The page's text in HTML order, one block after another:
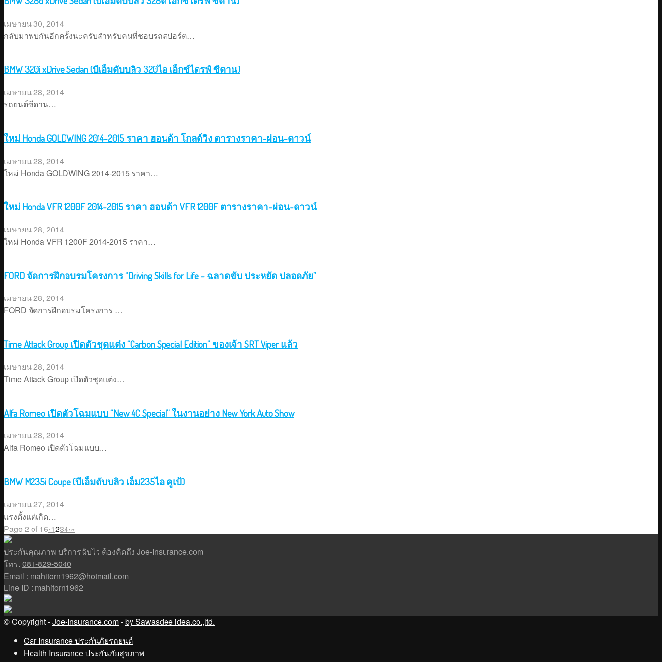
เมษายน 30, 2014
กลับมาพบกันอีกครั้งนะครับสำหรับคนที่ชอบรถสปอร์ต…
BMW 320i xDrive Sedan (บีเอ็มดับบลิว 320ไอ เอ็กซ์ไดรฟ์ ซีดาน)
เมษายน 28, 2014
รถยนต์ซีดาน…
ใหม่ Honda GOLDWING 2014-2015 ราคา ฮอนด้า โกลด์วิง ตารางราคา-ผ่อน-ดาวน์
เมษายน 28, 2014
ใหม่ Honda GOLDWING 2014-2015 ราคา…
ใหม่ Honda VFR 1200F 2014-2015 ราคา ฮอนด้า VFR 1200F ตารางราคา-ผ่อน-ดาวน์
เมษายน 28, 2014
ใหม่ Honda VFR 1200F 2014-2015 ราคา…
FORD จัดการฝึกอบรมโครงการ “Driving Skills for Life – ฉลาดขับ ประหยัด ปลอดภัย”
เมษายน 28, 2014
FORD จัดการฝึกอบรมโครงการ …
Time Attack Group เปิดตัวชุดแต่ง “Carbon Special Edition” ของเจ้า SRT Viper แล้ว
เมษายน 28, 2014
Time Attack Group เปิดตัวชุดแต่ง…
Alfa Romeo เปิดตัวโฉมแบบ “New 4C Special” ในงานอย่าง New York Auto Show
เมษายน 28, 2014
Alfa Romeo เปิดตัวโฉมแบบ…
BMW M235i Coupe (บีเอ็มดับบลิว เอ็ม235ไอ คูเป้)
เมษายน 27, 2014
แรงตั้งแต่เกิด…
Page 2 of 16‹1234›»
ประกันคุณภาพ บริการฉับไว ต้องคิดถึง Joe-Insurance.com
โทร: 081-829-5040
Email : mahitorn1962@hotmail.com
Line ID : mahitorn1962
© Copyright -Joe-Insurance.com-by Sawasdee idea.co.,ltd.
Car Insurance ประกันภัยรถยนต์
Health Insurance ประกันภัยสุขภาพ